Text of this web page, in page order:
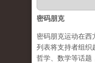
密码朋克
密码朋克运动在西
列表将支持者组织
哲学、数学等话题